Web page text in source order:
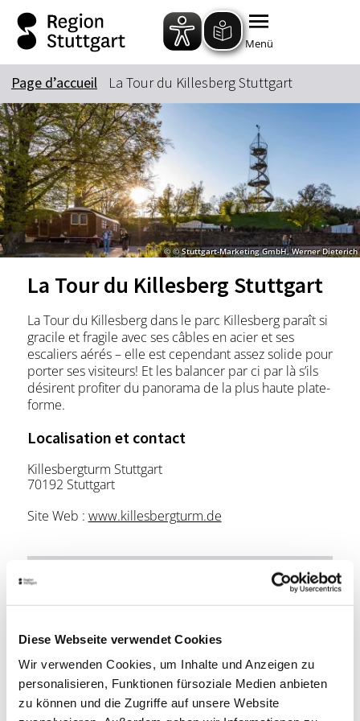
Diese Webseite verwendet Cookies
Wir verwenden Cookies, um Inhalte und Anzeigen zu
personalisieren, Funktionen fürsoziale Medien anbieten
zu können und die Zugriffe auf unsere Website
Zum Hauptinhalt springen
Zur Suche springen
Zur Hauptnavigation
Zum Footer springen
Menü
Page d’accueil La Tour du Killesberg Stuttgart
© © Stuttgart-Marketing GmbH, Werner Dieterich
La Tour du Killesberg Stuttgart
La Tour du Killesberg dans le parc Killesberg paraît si
gracile et fragile avec ses câbles en acier et ses
escaliers aérés – elle est cependant assez solide pour
porter ses visiteurs! Et les balancer par ci par là s’ils
désirent profiter du panorama de la plus haute plate-
forme.
Localisation et contact
Killesbergturm Stuttgart
70192 Stuttgart
Site Web : www.killesbergturm.de
Informations sur le plan du réseau VVS
Deutsche Bahn AG
Fahrplanauskunft der DB
Google Maps